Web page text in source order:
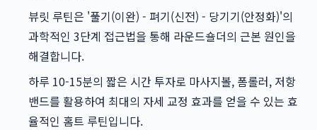
뷰릿 루틴은 '풀기(이완) - 펴기(신전) - 당기기(안정화)'의
과학적인 3단계 접근법을 통해 라운드숄더의 근본 원인을
해결합니다.
하루 10-15분의 짧은 시간 투자로 마사지볼, 폼롤러, 저항
밴드를 활용하여 최대의 자세 교정 효과를 얻을 수 있는 효
율적인 홈트 루틴입니다.